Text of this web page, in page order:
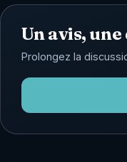
Un avis,
Prolongez la